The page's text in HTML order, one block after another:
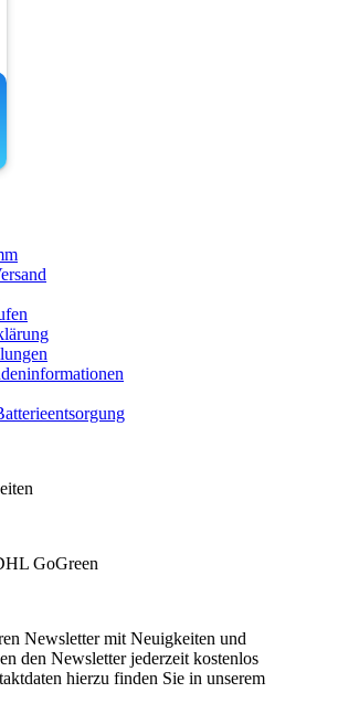
Newsletter mit Neuigkeiten und
den Newsletter jederzeit kostenlos
hierzu finden Sie in unserem